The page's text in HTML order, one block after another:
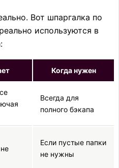
Вот шпаргалка по
используются в
Когда нужен
Всегда для
полного бэкапа
Если пустые папки
не нужны